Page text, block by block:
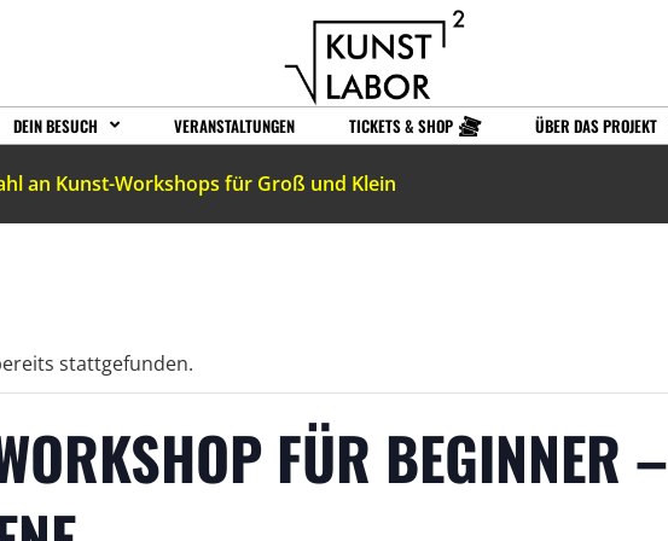
DEIN BESUCH VERANSTALTUNGEN TICKETS & SHOP ÜBER DAS PROJEKT
an Kunst-Workshops für Groß und Klein
stattgefunden.
FÜR BEGINNER –